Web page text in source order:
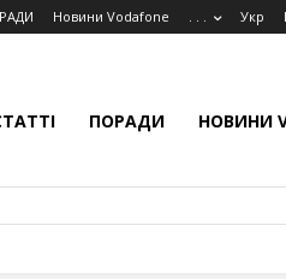
Новини Vodafone . . . Укр
ПОРАДИ НОВИНИ